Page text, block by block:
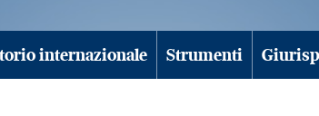
internazionale Strumenti